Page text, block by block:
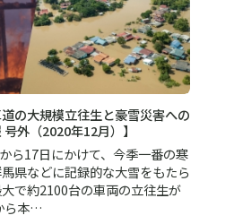
の大規模立往生と豪雪災害への
外（2020年12月）】
ら17日にかけて、今季一番の寒
県などに記録的な大雪をもたら
で約2100台の車両の立往生が
ら本…